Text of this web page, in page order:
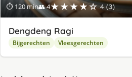
⏱ 120 min👥 4★★★★☆ 4 (3)
Dengdeng Ragi
Bijgerechten Vleesgerechten